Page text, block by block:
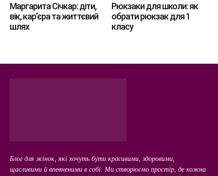
Маргарита Січкар: діти,
вік, кар’єра та життєвий
шлях
Рюкзаки для школи: як
обрати рюкзак для 1
класу
Блог для жінок, які хочуть бути красивими, здоровими,
щасливими й впевненими в собі. Ми створюємо простір, де кожна